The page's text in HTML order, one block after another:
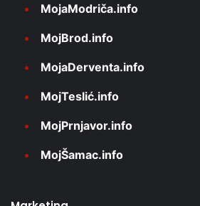
MojaModriča.info
MojBrod.info
MojaDerventa.info
MojTeslić.info
MojPrnjavor.info
MojŠamac.info